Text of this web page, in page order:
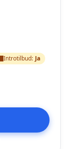
Introtilbud: Ja